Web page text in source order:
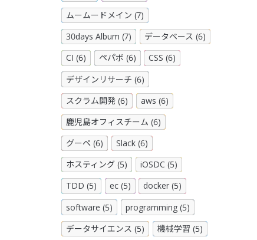
ムームードメイン (7)
30days Album (7)
データベース (6)
CI (6)
ペパボ (6)
CSS (6)
デザインリサーチ (6)
スクラム開発 (6)
aws (6)
鹿児島オフィスチーム (6)
グーペ (6)
Slack (6)
ホスティング (5)
iOSDC (5)
TDD (5)
ec (5)
docker (5)
software (5)
programming (5)
データサイエンス (5)
機械学習 (5)